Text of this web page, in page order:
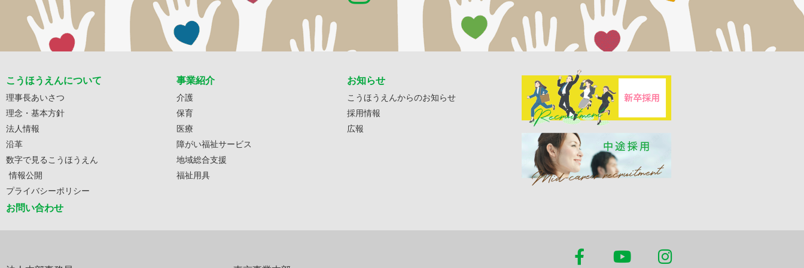
こうほうえんについて
理事長あいさつ
理念・基本方針
法人情報
沿革
数字で見るこうほうえん
情報公開
プライバシーポリシー
お問い合わせ
事業紹介
介護
保育
医療
障がい福祉サービス
地域総合支援
福祉用具
お知らせ
こうほうえんからのお知らせ
採用情報
広報